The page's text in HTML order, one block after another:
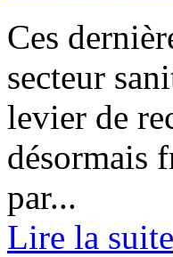
Ces
secteur
levier de
désormais
par...
Lire la suite